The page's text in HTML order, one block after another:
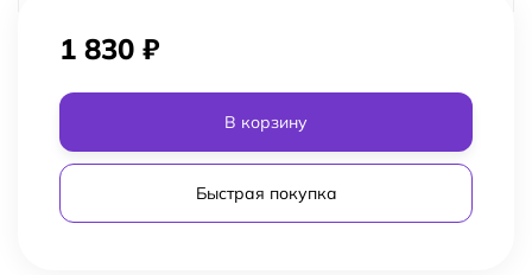
1 830 ₽
В корзину
Быстрая покупка